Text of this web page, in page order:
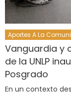
Aportes A La
Vanguardia y
de la UNLP
Posgrado
En un contexto